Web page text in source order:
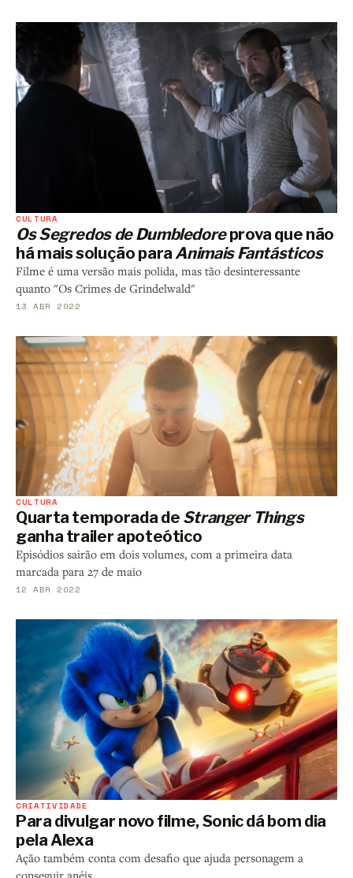
CULTURA
Os Segredos de Dumbledoreprova que não
há mais solução paraAnimais Fantásticos
Filme é uma versão mais polida, mas tão desinteressante
quanto "Os Crimes de Grindelwald"
13 ABR 2022
CULTURA
Quarta temporada de Stranger Things
ganha trailer apoteótico
Episódios sairão em dois volumes, com a primeira data
marcada para 27 de maio
12 ABR 2022
CRIATIVIDADE
Para divulgar novo filme, Sonic dá bom dia
pela Alexa
Ação também conta com desafio que ajuda personagem a